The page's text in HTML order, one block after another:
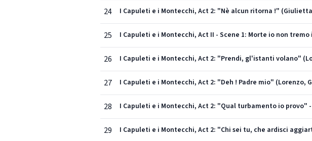
24 I Capuleti e i Montecchi, Act 2: "Nè alcun ritorna !"
25 I Capuleti e i Montecchi, Act II - Scene 1: Morte io non
26 I Capuleti e i Montecchi, Act 2: "Prendi, gl'istanti volano"
27 I Capuleti e i Montecchi, Act 2: "Deh ! Padre mio" (Lorenzo,
28 I Capuleti e i Montecchi, Act 2: "Qual turbamento io provo"
29 I Capuleti e i Montecchi, Act 2: "Chi sei tu, che ardisci